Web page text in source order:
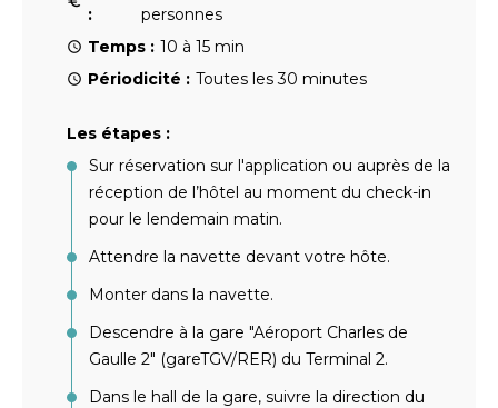
:
personnes
Temps : 10 à 15 min
Périodicité : Toutes les 30 minutes
Les étapes :
Sur réservation sur l'application ou auprès de la
réception de l’hôtel au moment du check-in
pour le lendemain matin.
Attendre la navette devant votre hôte.
Monter dans la navette.
Descendre à la gare "Aéroport Charles de
Gaulle 2" (gareTGV/RER) du Terminal 2.
Dans le hall de la gare, suivre la direction du